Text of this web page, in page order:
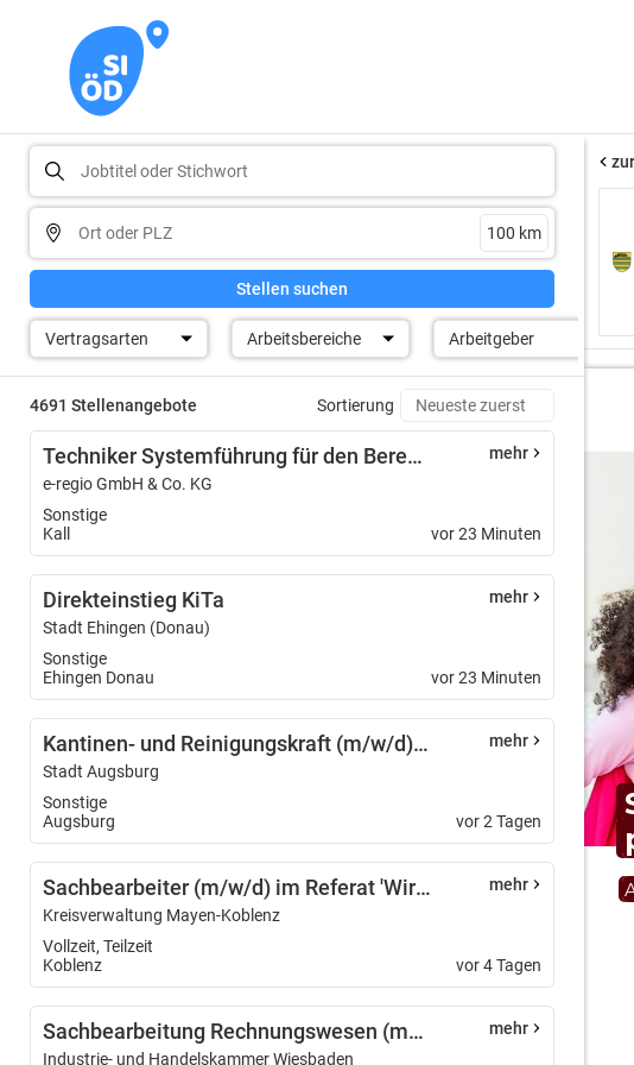
Stellen suchen
Vertragsarten Arbeitsbereiche Arbeitgeber
4691 Stellenangebote Sortierung
Techniker Systemführung für den Bereich „Netzbetrieb Strom“ (m/w/d)
e-regio GmbH & Co. KG
Sonstige
Kall
mehr
vor 23 Minuten
Direkteinstieg KiTa
Stadt Ehingen (Donau)
Sonstige
Ehingen Donau
mehr
vor 23 Minuten
Kantinen- und Reinigungskraft (m/w/d) befristet als Krankheitsvertretung
Stadt Augsburg
Sonstige
Augsburg
mehr
vor 2 Tagen
Sachbearbeiter (m/w/d) im Referat 'Wirtschaft'
Kreisverwaltung Mayen-Koblenz
Vollzeit, Teilzeit
Koblenz
mehr
vor 4 Tagen
Sachbearbeitung Rechnungswesen (m/w/d)
Industrie- und Handelskammer Wiesbaden
mehr